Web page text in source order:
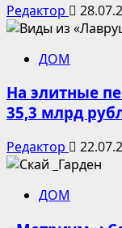
Редактор
ДОМ
На элитные
35,3 млрд
Редактор
ДОМ